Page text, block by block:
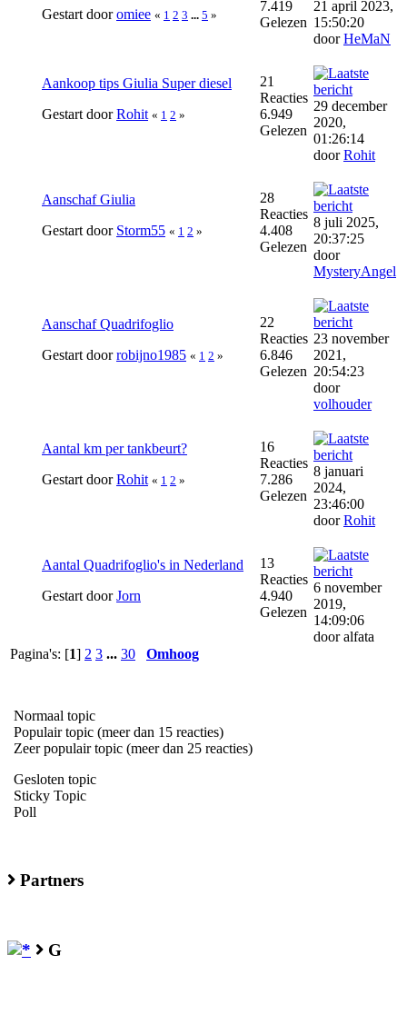
Gestart dooromiee « 1 2 3 ... 5 »
7.419
Gelezen
21 april 2023,
15:50:20
doorHeMaN
Aankoop tips Giulia Super diesel
Gestart doorRohit « 1 2 »
21
Reacties
6.949
Gelezen
29 december
2020,
01:26:14
doorRohit
Aanschaf Giulia
Gestart door Storm55 « 1 2 »
28
Reacties
4.408
Gelezen
8 juli 2025,
20:37:25
door
MysteryAngel
Aanschaf Quadrifoglio
Gestart doorrobijno1985 « 1 2 »
22
Reacties
6.846
Gelezen
23 november
2021,
20:54:23
door
volhouder
Aantal km per tankbeurt?
Gestart doorRohit « 1 2 »
16
Reacties
7.286
Gelezen
8 januari
2024,
23:46:00
doorRohit
Aantal Quadrifoglio's in Nederland
Gestart doorJorn
13
Reacties
4.940
Gelezen
6 november
2019,
14:09:06
door alfata
Pagina's: [1] 2 3 ... 30 Omhoog
Normaal topic
Populair topic (meer dan 15 reacties)
Zeer populair topic (meer dan 25 reacties)
Gesloten topic
Sticky Topic
Poll
Partners
G